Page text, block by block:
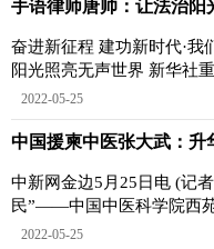
手语律师唐帅：让法治阳
奋进新征程 建功新时代·我
阳光照亮无声世界 新华社重庆5月24日电
法治阳光照亮
2022-05-25
中国援柬中医张大武：升
中新网金边5月25日电 (记
民”——中国中医科学院西
是一把升华中柬医
2022-05-25